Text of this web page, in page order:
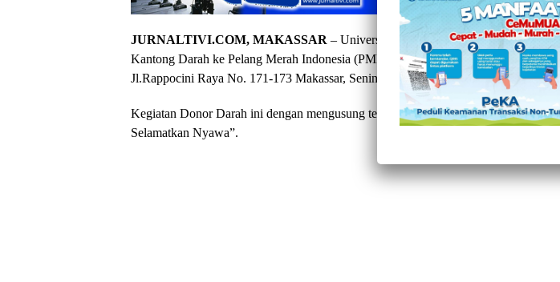
JURNALTIVI.COM, MAKASSAR – Universitas Indonesia Timur (UIT)
Kantong Darah ke Pelang Merah Indonesia (PMI) Sulsel, yang di gelar Kampus IV
Jl.Rappocini Raya No. 171-173 Makassar, Senin, 18 Mei 2026.
Kegiatan Donor Darah ini dengan mengusung tema ” Pendidikan Selamatkan
Selamatkan Nyawa”.